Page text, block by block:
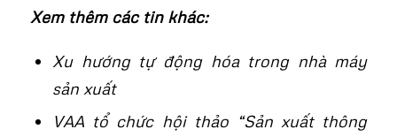
Xem thêm các tin khác:
Xu hướng tự động hóa trong nhà máy
sản xuất
VAA tổ chức hội thảo “Sản xuất thông